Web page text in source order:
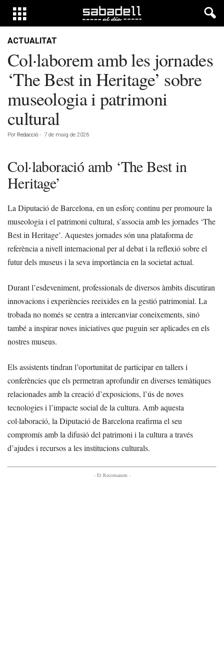
ACTUALITAT
Col·laborem amb les jornades
‘The Best in Heritage’ sobre
museologia i patrimoni
cultural
Por Redacció - 7 de maig de 2026
Col·laboració amb ‘The Best in
Heritage’
La Diputació de Barcelona, en un esforç continu per promoure la
museologia i el patrimoni cultural, s’associa amb les jornades ‘The
Best in Heritage’. Aquestes jornades són una plataforma de
referència a nivell internacional per al debat i la reflexió sobre el
futur dels museus i la seva importància en la societat actual.
Durant l’esdeveniment, professionals de diversos àmbits discutiran
innovacions i experiències reeixides en la gestió patrimonial. La
trobada no només se centra a intercanviar coneixements, sinó
també a inspirar noves iniciatives que puguin ser aplicades en els
nostres museus.
Els assistents tindran l’oportunitat de participar en tallers i
conferències que els permetran aprofundir en diverses temàtiques
relacionades amb la creació d’exposicions, l’ús de noves
tecnologies i l’impacte social de la cultura. Amb aquesta
col·laboració, la Diputació de Barcelona reafirma el seu
compromís amb la difusió del patrimoni i la cultura a través
d’ajudes i recursos a les institucions culturals.
- Et Recomanem -